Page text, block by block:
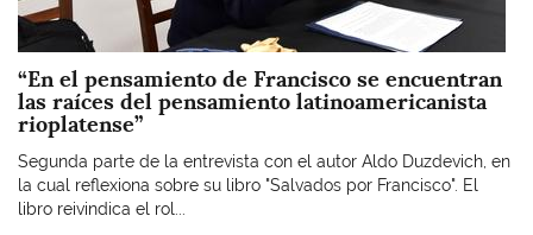
“En el pensamiento de Francisco se encuentran
las raíces del pensamiento latinoamericanista
rioplatense”
Segunda parte de la entrevista con el autor Aldo Duzdevich, en
la cual reflexiona sobre su libro "Salvados por Francisco". El
libro reivindica el rol...